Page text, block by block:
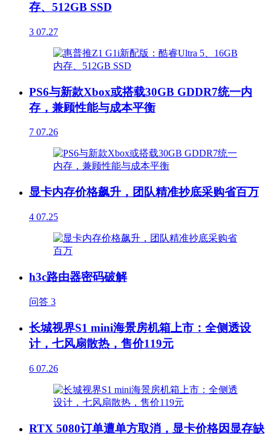
存、512GB SSD
3 07.27
PS6与新款Xbox或搭载30GB GDDR7统一内
存，兼顾性能与成本平衡
7 07.26
显卡内存价格飙升，团队精准抄底采购省百万
4 07.25
h3c路由器密码破解
问答 3
长城视界S1 mini海景房机箱上市：全侧透设
计，七风扇散热，售价119元
6 07.26
RTX 5080订单遭单方取消，显卡价格因显存缺